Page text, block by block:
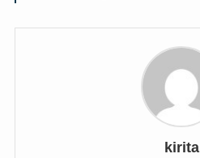
kirita